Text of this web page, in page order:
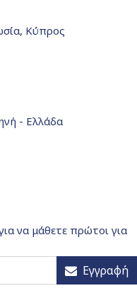
Κύπρος
- Ελλάδα
να μάθετε πρώτοι για
Εγγραφή